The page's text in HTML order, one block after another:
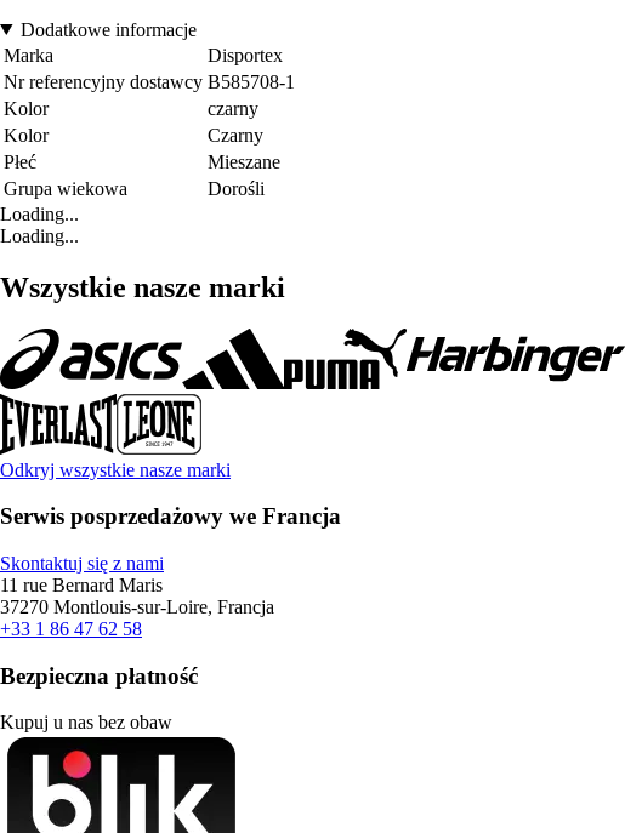
Dodatkowe informacje
Marka
Disportex
Nr referencyjny dostawcy B585708-1
Kolor
czarny
Kolor
Czarny
Płeć
Mieszane
Grupa wiekowa
Dorośli
Loading...
Loading...
Wszystkie nasze marki
Odkryj wszystkie nasze marki
Serwis posprzedażowy we Francja
Skontaktuj się z nami
11 rue Bernard Maris
37270 Montlouis-sur-Loire, Francja
+33 1 86 47 62 58
Bezpieczna płatność
Kupuj u nas bez obaw